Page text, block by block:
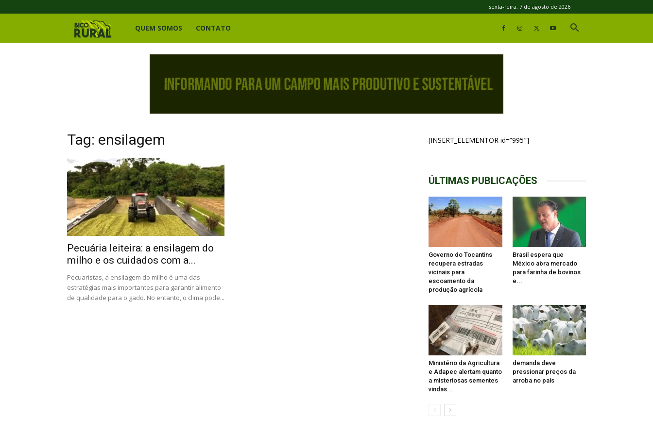
sexta-feira, 7 de agosto de 2026
Bico
QUEM SOMOS CONTATO
Tag: ensilagem
Pecuária leiteira: a ensilagem do
milho e os cuidados com a...
Pecuaristas, a ensilagem do milho é uma das
estratégias mais importantes para garantir alimento
de qualidade para o gado. No entanto, o clima pode...
[INSERT_ELEMENTOR id=”995″]
ÚLTIMAS PUBLICAÇÕES
Governo do Tocantins
recupera estradas
vicinais para
escoamento da
produção agrícola
Brasil espera que
México abra mercado
para farinha de bovinos
e...
Ministério da Agricultura
e Adapec alertam quanto
a misteriosas sementes
vindas...
demanda deve
pressionar preços da
arroba no país